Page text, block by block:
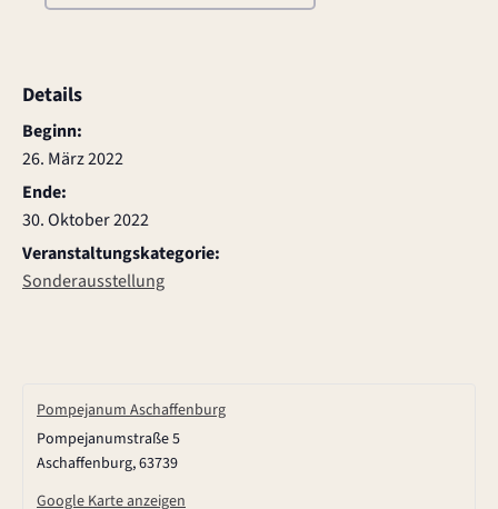
Details
Beginn:
26. März 2022
Ende:
30. Oktober 2022
Veranstaltungskategorie:
Sonderausstellung
Pompejanum Aschaffenburg
Pompejanumstraße 5
Aschaffenburg,63739
Google Karte anzeigen